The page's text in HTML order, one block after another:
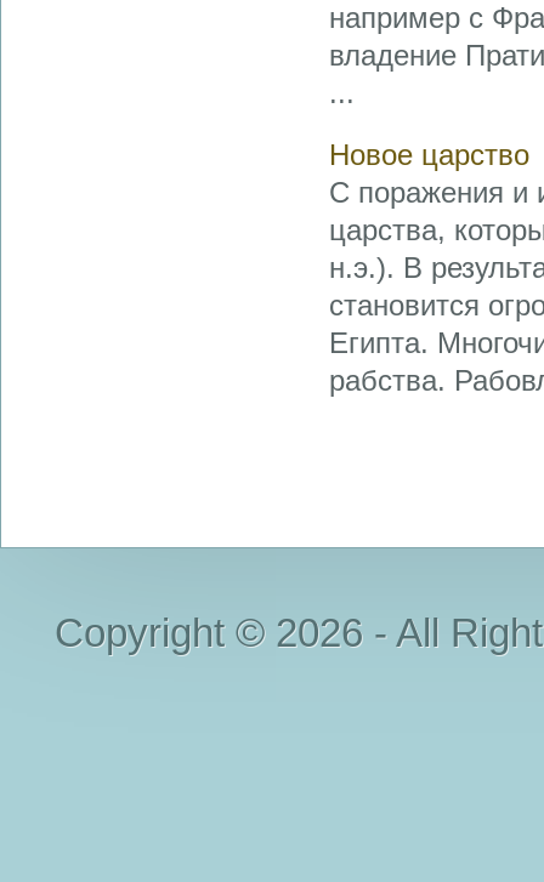
например с
владение
...
Новое царство
С поражения и
царства,
н.э.). В
становится
Египта.
рабства.
Copyright © 2026 - All